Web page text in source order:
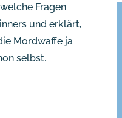
Fragen
und erklärt,
Mordwaffe ja
selbst.